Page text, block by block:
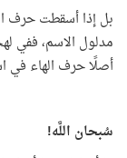
بل إذا أسقطت حرف
مدلول الاسم، ففي
أصلًا حرف الهاء في
سُبحان اللَّه!